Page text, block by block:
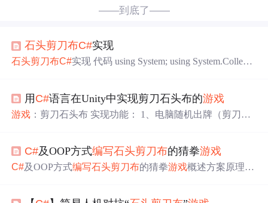
——到底了——
石头剪刀布C#实现
石头剪刀布C#实现 代码 using System; using System.Collecti
t; using System.Threading.Tasks; using System.Windows.Forms;
namespace石头剪刀布 { public
用 C#语言在Unity中实现剪刀石头布的游戏
游戏 ：剪刀石头布 实现功能： 1、电脑随机出牌（剪刀石
变幻牌面3秒，期间玩家无法选择出牌 4、玩家和电脑出牌
后，电脑自动计分。 using UnityEngine; using System.Collect
C#及OOP方式编写石头剪刀布的猜拳游戏
C#及OOP方式编写石头剪刀布的猜拳游戏概述方案原理UI